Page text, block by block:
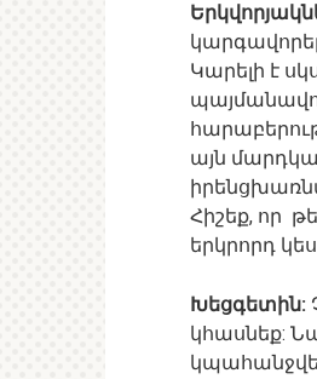
Կարելի է
այն
Հիշեք, որ
երկրորդ
Խեցգետին:
կհասնեք: